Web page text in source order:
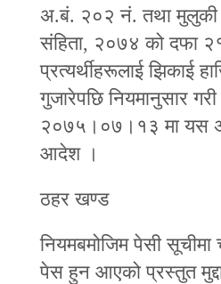
अ.बं. २०२ नं. तथा मुलुकी
संहिता, २०७४ को दफा
प्रत्यर्थीहरूलाई झिकाई
गुजारेपछि नियमानुसार
२०७५।०७।१३ मा यस
आदेश ।
ठहर खण्ड
नियमबमोजिम पेसी
पेस हुन आएको प्रस्तुत